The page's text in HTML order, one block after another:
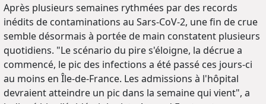
Après plusieurs semaines rythmées par des records
inédits de contaminations au Sars-CoV-2, une fin de crue
semble désormais à portée de main constatent plusieurs
quotidiens. "Le scénario du pire s'éloigne, la décrue a
commencé, le pic des infections a été passé ces jours-ci
au moins en Île-de-France. Les admissions à l'hôpital
devraient atteindre un pic dans la semaine qui vient", a